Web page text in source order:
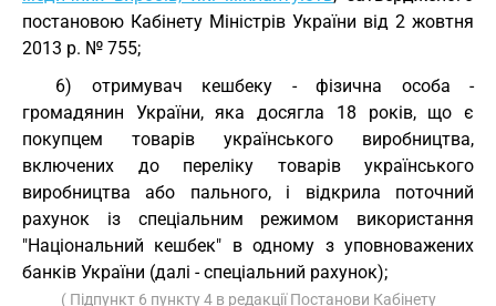
постановою Кабінету Міністрів України від 2 жовтня
2013 р. № 755;
6) отримувач кешбеку - фізична особа -
громадянин України, яка досягла 18 років, що є
покупцем товарів українського виробництва,
включених до переліку товарів українського
виробництва або пального, і відкрила поточний
рахунок із спеціальним режимом використання
"Національний кешбек" в одному з уповноважених
банків України (далі - спеціальний рахунок);
( Підпункт 6 пункту 4 в редакції Постанови Кабінету